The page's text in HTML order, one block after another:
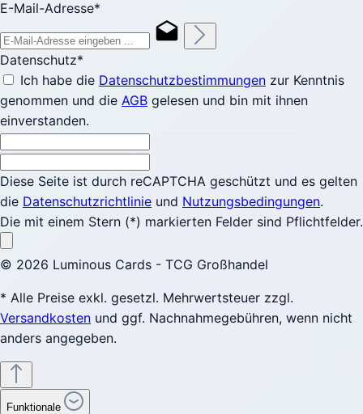
E-Mail-Adresse*
Datenschutz*
Ich habe die Datenschutzbestimmungen zur Kenntnis
genommen und die AGB gelesen und bin mit ihnen
einverstanden.
Diese Seite ist durch reCAPTCHA geschützt und es gelten
die Datenschutzrichtlinie und Nutzungsbedingungen.
Die mit einem Stern (*) markierten Felder sind Pflichtfelder.
© 2026 Luminous Cards - TCG Großhandel
* Alle Preise exkl. gesetzl. Mehrwertsteuer zzgl.
Versandkosten und ggf. Nachnahmegebühren, wenn nicht
anders angegeben.
Funktionale